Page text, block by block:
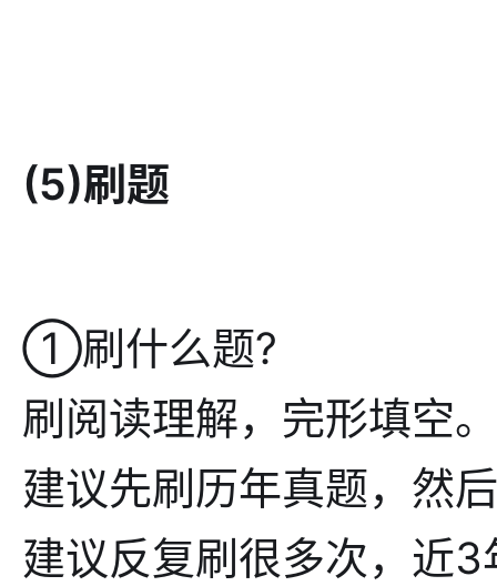
(5)刷题
①刷什么题?
刷阅读理解，完形填空。
建议先刷历年真题，然
建议反复刷很多次，近